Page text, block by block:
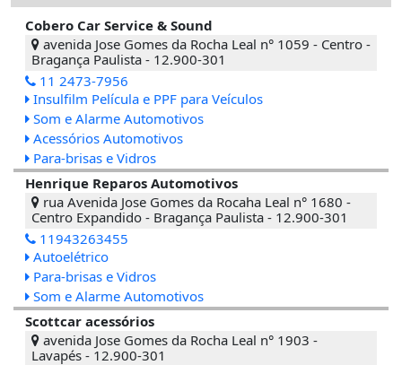
Cobero Car Service & Sound
avenida Jose Gomes da Rocha Leal n° 1059 - Centro -
Bragança Paulista - 12.900-301
11 2473-7956
Insulfilm Película e PPF para Veículos
Som e Alarme Automotivos
Acessórios Automotivos
Para-brisas e Vidros
Henrique Reparos Automotivos
rua Avenida Jose Gomes da Rocaha Leal n° 1680 -
Centro Expandido - Bragança Paulista - 12.900-301
11943263455
Autoelétrico
Para-brisas e Vidros
Som e Alarme Automotivos
Scottcar acessórios
avenida Jose Gomes da Rocha Leal n° 1903 -
Lavapés - 12.900-301